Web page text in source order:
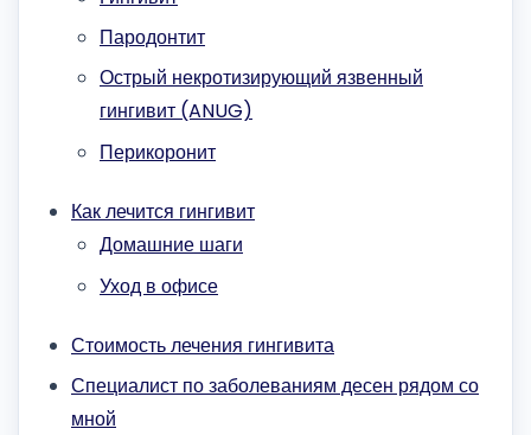
Пародонтит
Острый некротизирующий язвенный
гингивит (ANUG)
Перикоронит
Как лечится гингивит
Домашние шаги
Уход в офисе
Стоимость лечения гингивита
Специалист по заболеваниям десен рядом со
мной